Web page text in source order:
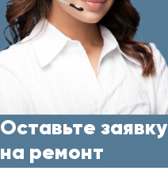
Оставьте заявку
на ремонт